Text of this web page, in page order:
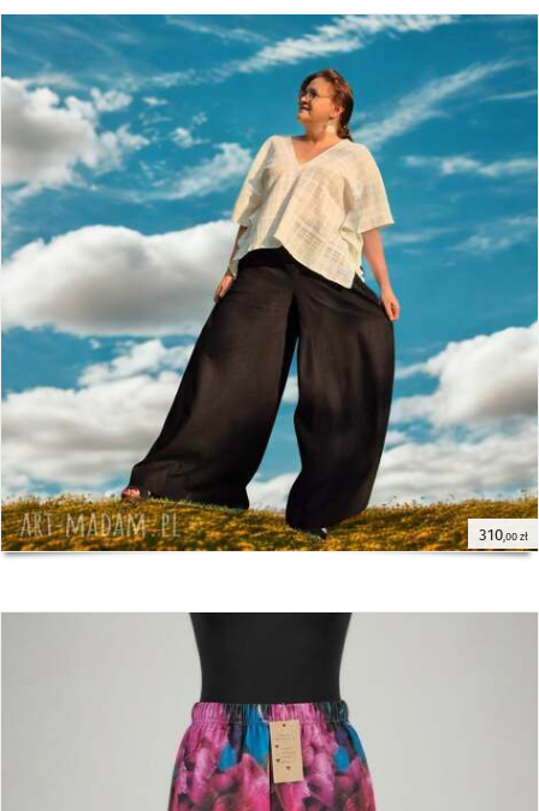
310,00 zł